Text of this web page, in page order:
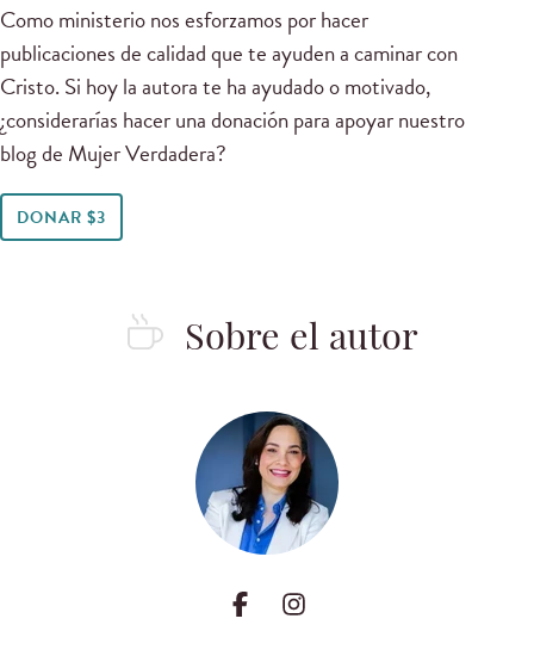
Como ministerio nos esforzamos por hacer
publicaciones de calidad que te ayuden a caminar con
Cristo. Si hoy la autora te ha ayudado o motivado,
¿considerarías hacer una donación para apoyar nuestro
blog de Mujer Verdadera?
DONAR $3
Sobre el autor